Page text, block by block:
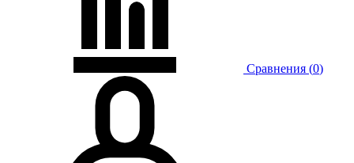
Сравнения (0)